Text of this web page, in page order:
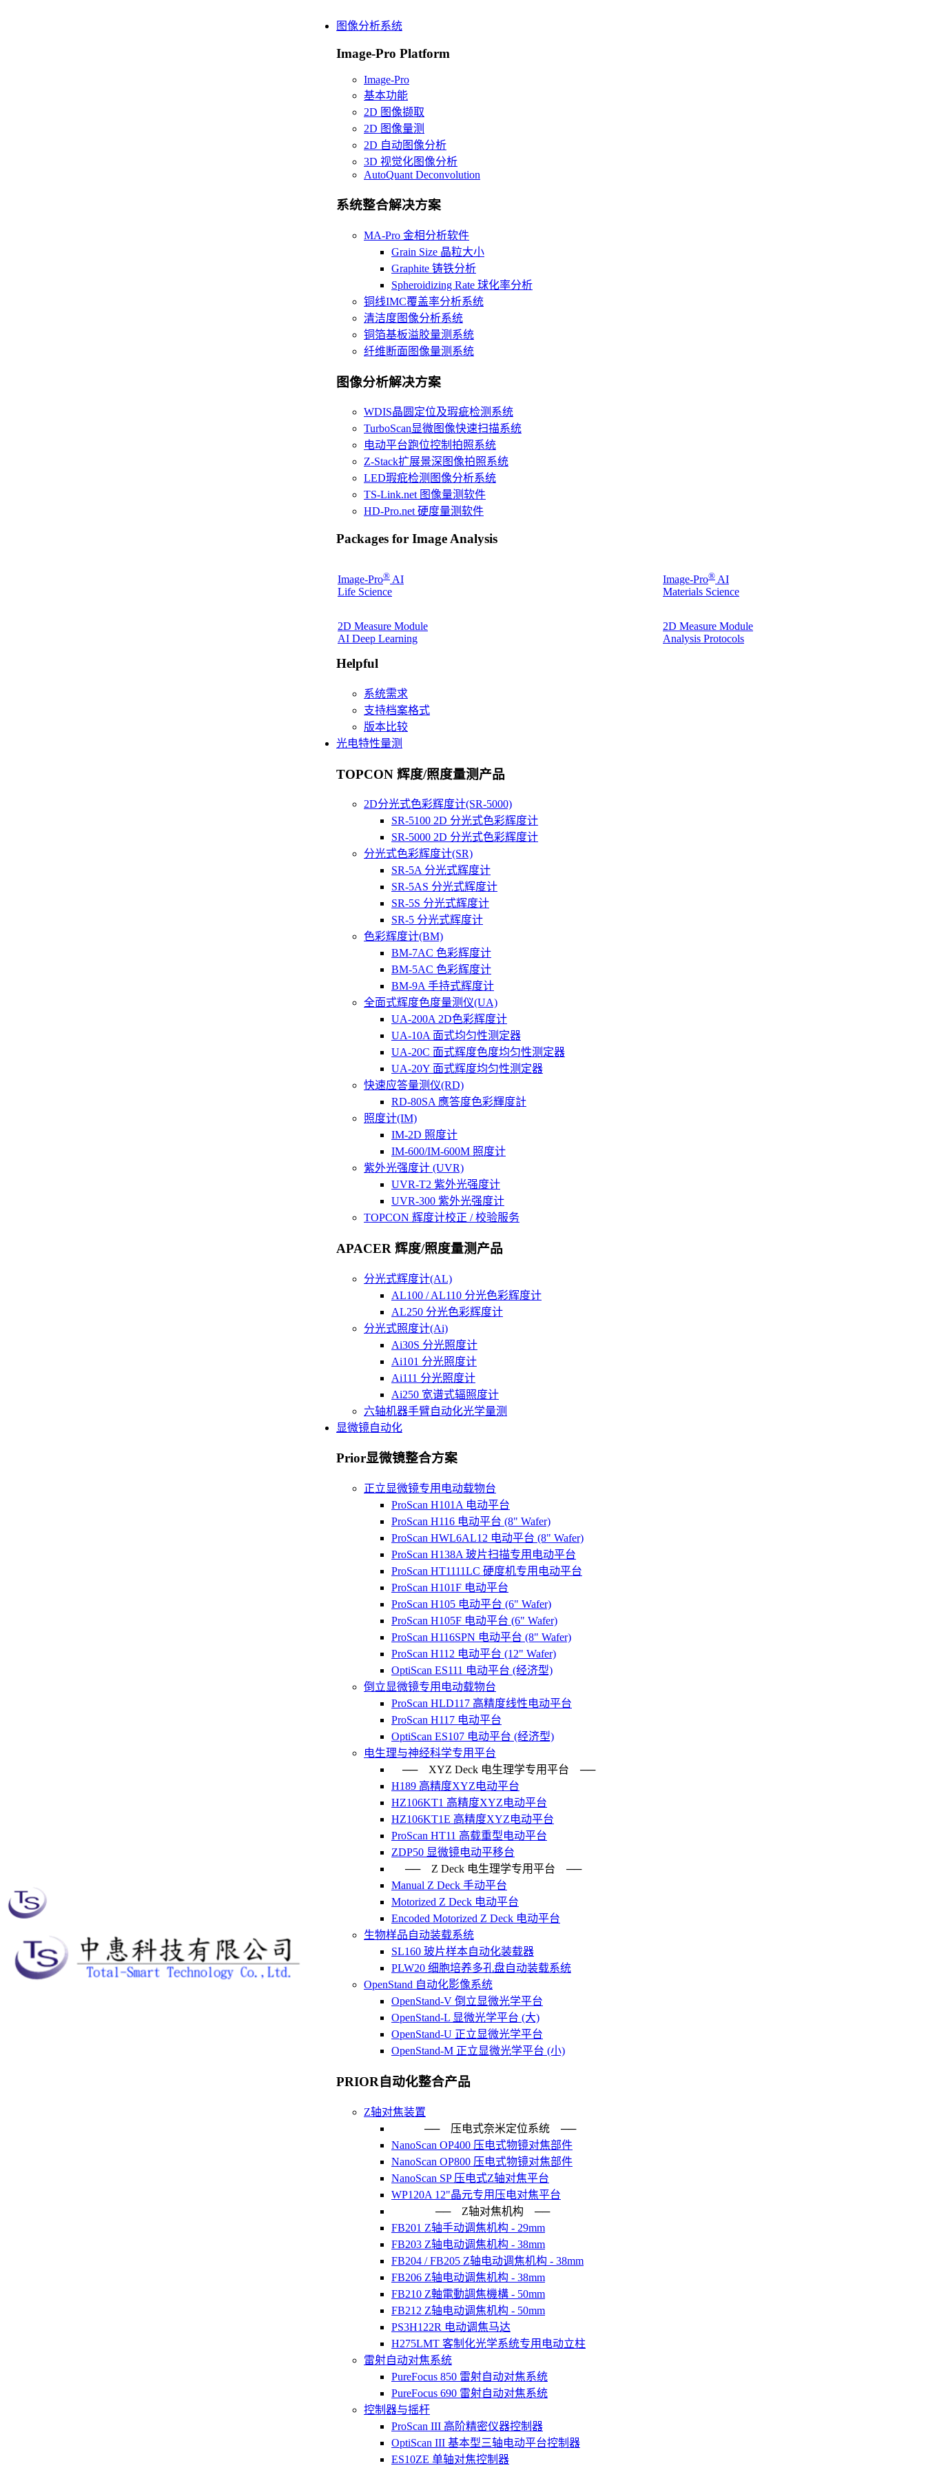
图像分析系统
Image-Pro Platform
Image-Pro
基本功能
2D 图像撷取
2D 图像量测
2D 自动图像分析
3D 视觉化图像分析
AutoQuant Deconvolution
系统整合解决方案
MA-Pro 金相分析软件
Grain Size 晶粒大小
Graphite 铸铁分析
Spheroidizing Rate 球化率分析
铜线IMC覆盖率分析系统
清洁度图像分析系统
铜箔基板溢胶量测系统
纤维断面图像量测系统
图像分析解决方案
WDIS晶圆定位及瑕疵检测系统
TurboScan显微图像快速扫描系统
电动平台跑位控制拍照系统
Z-Stack扩展景深图像拍照系统
LED瑕疪检测图像分析系统
TS-Link.net 图像量测软件
HD-Pro.net 硬度量测软件
Packages for Image Analysis
Image-Pro® AI
Life Science
Image-Pro® AI
Materials Science
2D Measure Module
AI Deep Learning
2D Measure Module
Analysis Protocols
Helpful
系统需求
支持档案格式
版本比较
光电特性量测
TOPCON 辉度/照度量测产品
2D分光式色彩辉度计(SR-5000)
SR-5100 2D 分光式色彩辉度计
SR-5000 2D 分光式色彩辉度计
分光式色彩辉度计(SR)
SR-5A 分光式辉度计
SR-5AS 分光式辉度计
SR-5S 分光式辉度计
SR-5 分光式辉度计
色彩辉度计(BM)
BM-7AC 色彩辉度计
BM-5AC 色彩辉度计
BM-9A 手持式辉度计
全面式辉度色度量测仪(UA)
UA-200A 2D色彩辉度计
UA-10A 面式均匀性测定器
UA-20C 面式辉度色度均匀性测定器
UA-20Y 面式辉度均匀性测定器
快速应答量测仪(RD)
RD-80SA 應答度色彩輝度計
照度计(IM)
IM-2D 照度计
IM-600/IM-600M 照度计
紫外光强度计 (UVR)
UVR-T2 紫外光强度计
UVR-300 紫外光强度计
TOPCON 辉度计校正 / 校验服务
APACER 辉度/照度量测产品
分光式辉度计(AL)
AL100 / AL110 分光色彩辉度计
AL250 分光色彩辉度计
分光式照度计(Ai)
Ai30S 分光照度计
Ai101 分光照度计
Ai111 分光照度计
Ai250 宽谱式辐照度计
六轴机器手臂自动化光学量测
显微镜自动化
Prior显微镜整合方案
正立显微镜专用电动载物台
ProScan H101A 电动平台
ProScan H116 电动平台 (8" Wafer)
ProScan HWL6AL12 电动平台 (8" Wafer)
ProScan H138A 玻片扫描专用电动平台
ProScan HT1111LC 硬度机专用电动平台
ProScan H101F 电动平台
ProScan H105 电动平台 (6" Wafer)
ProScan H105F 电动平台 (6" Wafer)
ProScan H116SPN 电动平台 (8" Wafer)
ProScan H112 电动平台 (12" Wafer)
OptiScan ES111 电动平台 (经济型)
倒立显微镜专用电动载物台
ProScan HLD117 高精度线性电动平台
ProScan H117 电动平台
OptiScan ES107 电动平台 (经济型)
电生理与神经科学专用平台
── XYZ Deck 电生理学专用平台 ──
H189 高精度XYZ电动平台
HZ106KT1 高精度XYZ电动平台
HZ106KT1E 高精度XYZ电动平台
ProScan HT11 高载重型电动平台
ZDP50 显微镜电动平移台
── Z Deck 电生理学专用平台 ──
Manual Z Deck 手动平台
Motorized Z Deck 电动平台
Encoded Motorized Z Deck 电动平台
生物样品自动装载系统
SL160 玻片样本自动化装载器
PLW20 细胞培养多孔盘自动装载系统
OpenStand 自动化影像系统
OpenStand-V 倒立显微光学平台
OpenStand-L 显微光学平台 (大)
OpenStand-U 正立显微光学平台
OpenStand-M 正立显微光学平台 (小)
PRIOR自动化整合产品
Z轴对焦装置
── 压电式奈米定位系统 ──
NanoScan OP400 压电式物镜对焦部件
NanoScan OP800 压电式物镜对焦部件
NanoScan SP 压电式Z轴对焦平台
WP120A 12"晶元专用压电对焦平台
── Z轴对焦机构 ──
FB201 Z轴手动调焦机构 - 29mm
FB203 Z轴电动调焦机构 - 38mm
FB204 / FB205 Z轴电动调焦机构 - 38mm
FB206 Z轴电动调焦机构 - 38mm
FB210 Z軸電動調焦機構 - 50mm
FB212 Z轴电动调焦机构 - 50mm
PS3H122R 电动调焦马达
H275LMT 客制化光学系统专用电动立柱
雷射自动对焦系统
PureFocus 850 雷射自动对焦系统
PureFocus 690 雷射自动对焦系统
控制器与摇杆
ProScan III 高阶精密仪器控制器
OptiScan III 基本型三轴电动平台控制器
ES10ZE 单轴对焦控制器